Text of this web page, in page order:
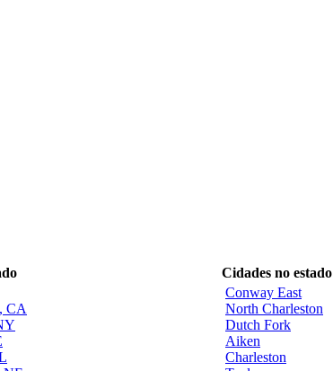
Cidades no estado
CA
Conway East
North Charleston
Dutch Fork
Aiken
Charleston